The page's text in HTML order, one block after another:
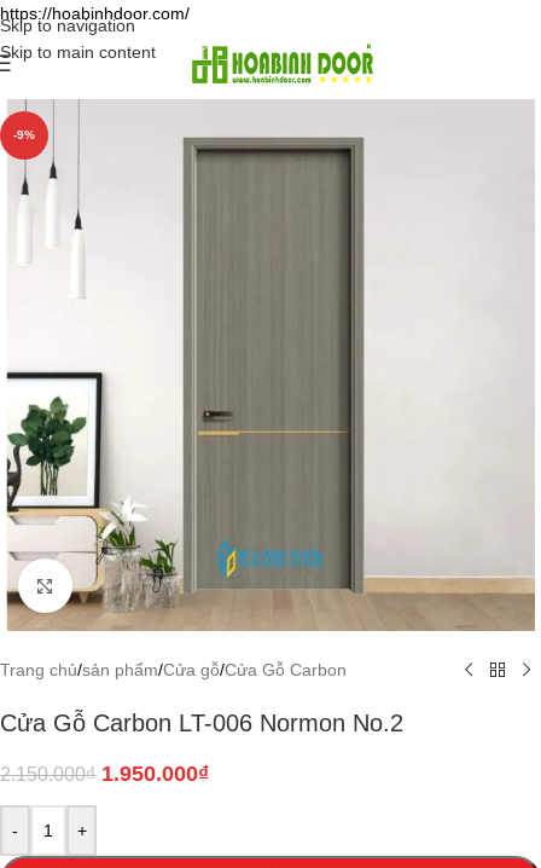
https://hoabinhdoor.com/
Skip to navigation
Skip to main content
-9%
Click to enlarge
Trang chủ/sản phẩm/Cửa gỗ/Cửa Gỗ Carbon
Cửa Gỗ Carbon LT-006 Normon No.2
2.150.000₫ 1.950.000₫
- +